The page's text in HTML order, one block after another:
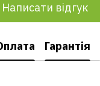
Написати відгук
Гарантія